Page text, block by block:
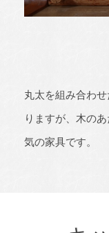
丸太を組み合わ
りますが、木の
気の家具です。